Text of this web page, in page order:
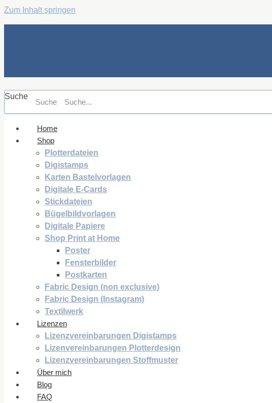
Zum Inhalt springen
Suche
Suche
Home
Shop
Plotterdateien
Digistamps
Karten Bastelvorlagen
Digitale E-Cards
Stickdateien
Bügelbildvorlagen
Digitale Papiere
Shop Print at Home
Poster
Fensterbilder
Postkarten
Fabric Design (non exclusive)
Fabric Design (Instagram)
Textilwerk
Lizenzen
Lizenzvereinbarungen Digistamps
Lizenvereinbarungen Plotterdesign
Lizenzvereinbarungen Stoffmuster
Über mich
Blog
FAQ